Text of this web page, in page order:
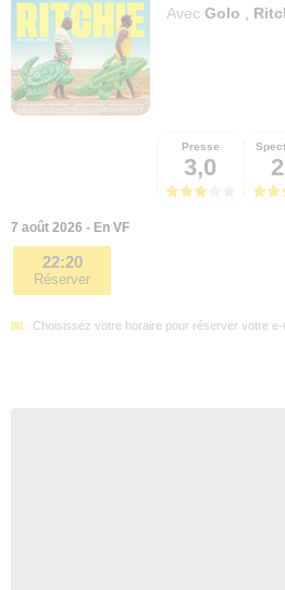
Avec Golo
Presse
3,0
7 août 2026 - En VF
22:20
Réserver
Choisissez votre horaire pour réserver votre e-